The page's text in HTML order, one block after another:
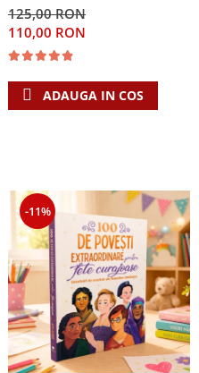
125,00 RON
110,00 RON
ADAUGA IN COS
-11%